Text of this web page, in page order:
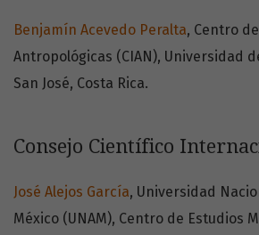
Benjamín Acevedo Peralta, Centro
Antropológicas (CIAN), Universidad
San José, Costa Rica.
Consejo Científico
José Alejos García, Universidad
México (UNAM), Centro de Estudios